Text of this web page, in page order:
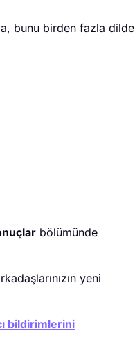
bunu birden fazla dilde
bölümünde
yeni
bildirimlerini